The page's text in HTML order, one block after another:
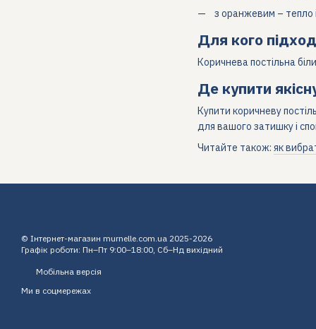
з оранжевим – тепло
Для кого
Коричнева постільна
Де купити
Купити коричневу
для вашого затишку і
Читайте також: як
© Інтернет-магазин murnelle.com.ua 2025-2026
Графік роботи: Пн–Пт 9:00–18:00, Сб–Нд вихідний
Мобільна версія
Ми в соцмережах